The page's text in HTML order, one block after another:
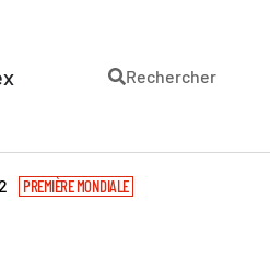
Rechercher
PREMIÈRE MONDIALE